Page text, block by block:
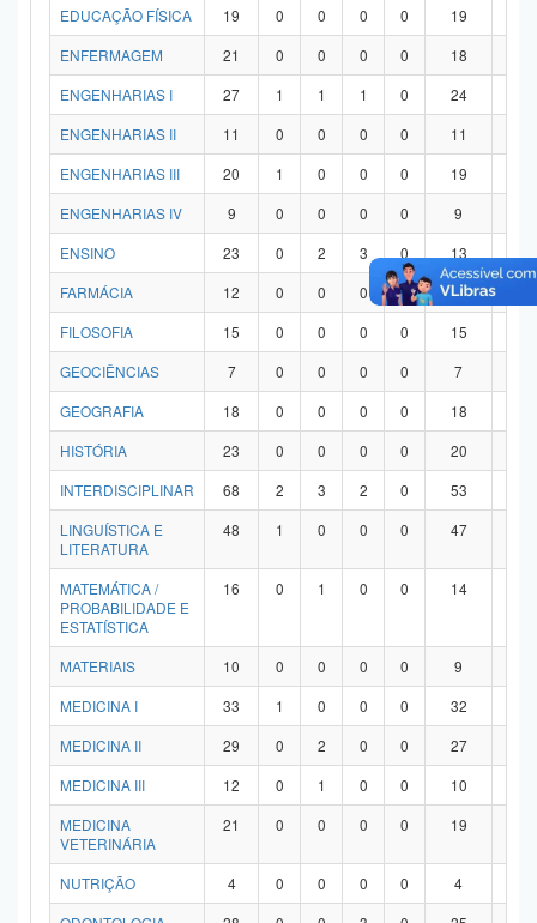
EDUCAÇÃO FÍSICA
19 0 0 0 0 19
ENFERMAGEM
21 0 0 0 0 18
ENGENHARIAS I
27 1 1 1 0 24
ENGENHARIAS II
11 0 0 0 0 11
ENGENHARIAS III
20 1 0 0 0 19
ENGENHARIAS IV
9 0 0 0 0 9
ENSINO
23 0 2 3 0 13
FARMÁCIA
12 0 0 0 0 12
FILOSOFIA
15 0 0 0 0 15
GEOCIÊNCIAS
7 0 0 0 0 7
GEOGRAFIA
18 0 0 0 0 18
HISTÓRIA
23 0 0 0 0 20
INTERDISCIPLINAR
68 2 3 2 0 53
LINGUÍSTICA E
LITERATURA
48 1 0 0 0 47
MATEMÁTICA /
PROBABILIDADE E
ESTATÍSTICA
16 0 1 0 0 14
MATERIAIS 10 0 0 0 0 9
MEDICINA I
33 1 0 0 0 32
MEDICINA II
29 0 2 0 0 27
MEDICINA III
12 0 1 0 0 10
MEDICINA
VETERINÁRIA
21 0 0 0 0 19
NUTRIÇÃO 4 0 0 0 0 4